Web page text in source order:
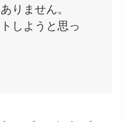
りません。
しようと思っ